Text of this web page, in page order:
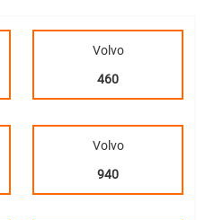
Volvo
460
Volvo
940